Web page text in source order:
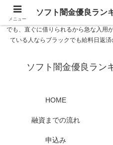
ソフト闇金優良ランキング 中小消費
365日 在籍確認なしで借りれるブラッ
でも、直ぐに借りられるから急な入用
ている人ならブラックでも給料日返
ソフト闇金優良ラン
HOME
融資までの流れ
申込み
メニュー
ソフト闇金優良ラン